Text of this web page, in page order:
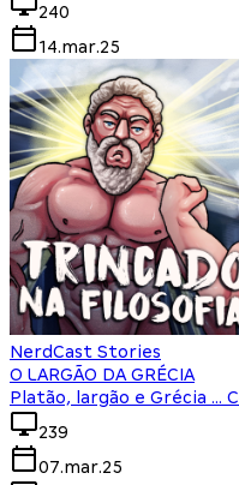
240
14.mar.25
NerdCast Stories
O LARGÃO DA GRÉCIA
Platão, largão e Grécia ...
239
07.mar.25